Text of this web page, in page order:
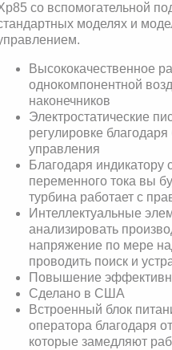
со вспомогательной
моделях и
Высококачественное
однокомпонентной
наконечников
Электростатические
регулировке
управления
Благодаря индикатору
переменного тока вы
турбина работает с
Интеллектуальные
анализировать
напряжение по мере
проводить поиск и
Повышение
Сделано в США
Встроенный блок
оператора благодаря
которые замедляют